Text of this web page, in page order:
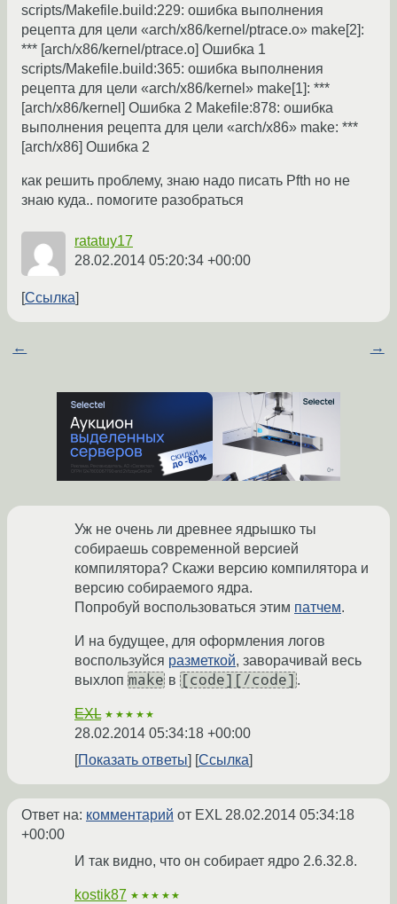
scripts/Makefile.build:229: ошибка выполнения
рецепта для цели «arch/x86/kernel/ptrace.o» make[2]:
*** [arch/x86/kernel/ptrace.o] Ошибка 1
scripts/Makefile.build:365: ошибка выполнения
рецепта для цели «arch/x86/kernel» make[1]: ***
[arch/x86/kernel] Ошибка 2 Makefile:878: ошибка
выполнения рецепта для цели «arch/x86» make: ***
[arch/x86] Ошибка 2
как решить проблему, знаю надо писать Pfth но не
знаю куда.. помогите разобраться
ratatuy17
28.02.2014 05:20:34 +00:00
Ссылка
← →
Уж не очень ли древнее ядрышко ты
собираешь современной версией
компилятора? Скажи версию компилятора и
версию собираемого ядра.
Попробуй воспользоваться этим патчем.
И на будущее, для оформления логов
воспользуйся разметкой, заворачивай весь
выхлоп make в [сode][/сode] .
EXL ★★★★★
28.02.2014 05:34:18 +00:00
Показать ответы
Ссылка
Ответ на: комментарий от EXL28.02.2014 05:34:18
+00:00
И так видно, что он собирает ядро 2.6.32.8.
kostik87 ★★★★★